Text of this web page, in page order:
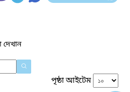
পৃষ্ঠা আইটেম